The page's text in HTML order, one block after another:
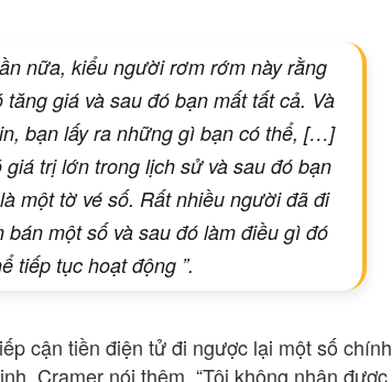
nữa, kiểu người rơm rớm này rằng
giá và sau đó bạn mất tất cả. Và
bạn lấy ra những gì bạn có thể, […]
trị lớn trong lịch sử và sau đó bạn
một tờ vé số. Rất nhiều người đã đi
một số và sau đó làm điều gì đó
tiếp tục hoạt động ”.
cận tiền điện tử đi ngược lại một số chính
Cramer nói thêm, “Tôi không nhận được